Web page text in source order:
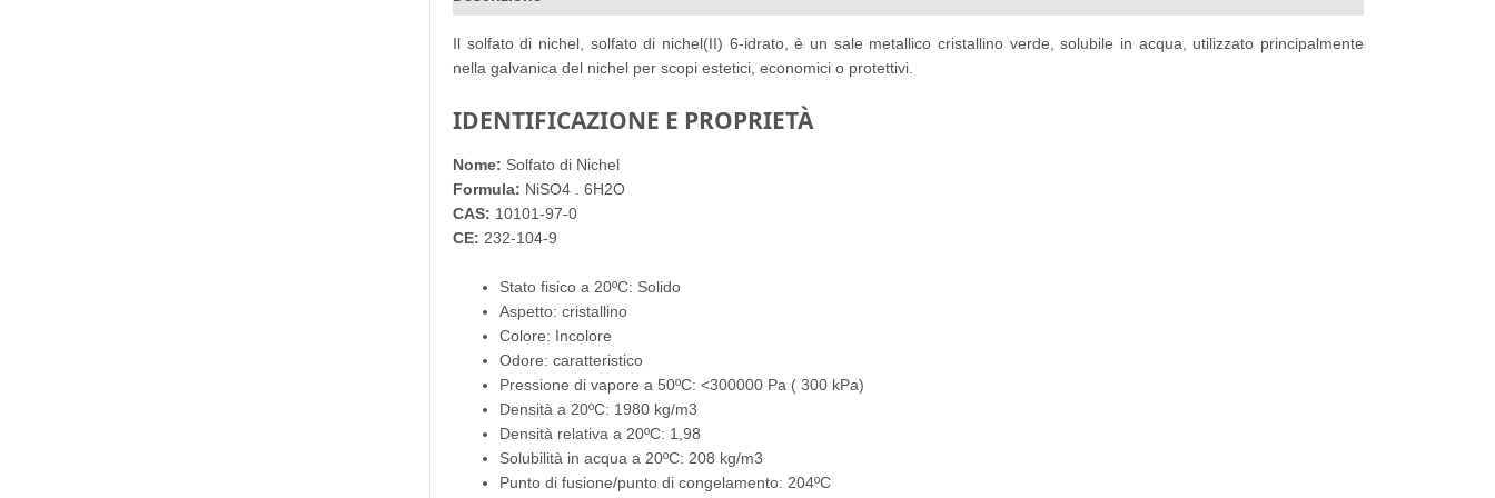
Il solfato di nichel, solfato di nichel(II) 6-idrato, è un sale metallico cristallino verde, solubile in acqua, utilizzato principalmente
nella galvanica del nichel per scopi estetici, economici o protettivi.
IDENTIFICAZIONE E PROPRIETÀ
Nome: Solfato di Nichel
Formula: NiSO4 . 6H2O
CAS: 10101-97-0
CE: 232-104-9
Stato fisico a 20ºC: Solido
Aspetto: cristallino
Colore: Incolore
Odore: caratteristico
Pressione di vapore a 50ºC: <300000 Pa ( 300 kPa)
Densità a 20ºC: 1980 kg/m3
Densità relativa a 20ºC: 1,98
Solubilità in acqua a 20ºC: 208 kg/m3
Punto di fusione/punto di congelamento: 204ºC